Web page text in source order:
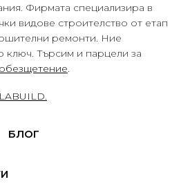
Фирмата специализира в
видове строителство от етап
ремонти. Ние
ключ. Търсим и парцели за
.
БЛОГ